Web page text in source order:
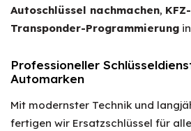
Autoschlüssel nachmachen,
Transponder-Programmierung
Professioneller
Automarken
Mit modernster Technik und
fertigen wir Ersatzschlüssel für